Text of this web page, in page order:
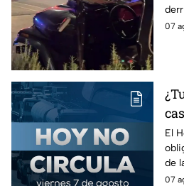
en
un
07
El
de
los
07